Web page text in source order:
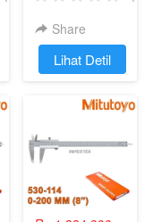
0.01 Sigmat 24
Inch Jangka
Sorong 0-
600mm
Share
`Lihat Detil